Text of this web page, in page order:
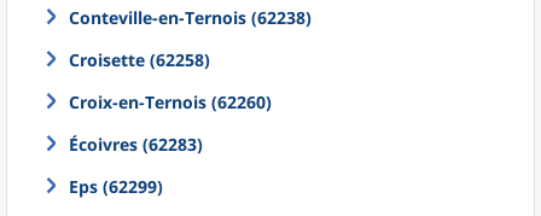
Conteville-en-Ternois (62238)
Croisette (62258)
Croix-en-Ternois (62260)
Écoivres (62283)
Eps (62299)